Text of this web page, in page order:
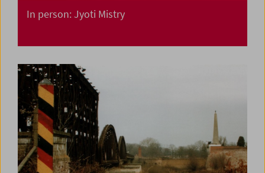
In person: Jyoti Mistry